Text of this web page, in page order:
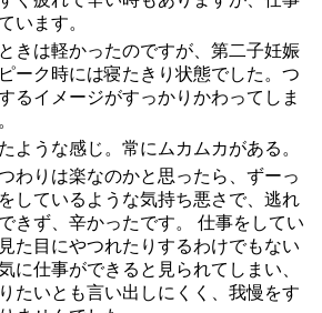
います。
きは軽かったのですが、第二子妊娠
ーク時には寝たきり状態でした。つ
るイメージがすっかりかわってしま
ような感じ。常にムカムカがある。
わりは楽なのかと思ったら、ずーっ
しているような気持ち悪さで、逃れ
きず、辛かったです。 仕事をしてい
た目にやつれたりするわけでもない
に仕事ができると見られてしまい、
たいとも言い出しにくく、我慢をす